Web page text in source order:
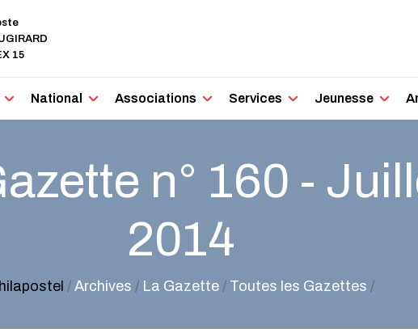
15
National Associations Services Jeunesse
n° 160 -
2014
/ Archives / La Gazette / Toutes les Gazettes /